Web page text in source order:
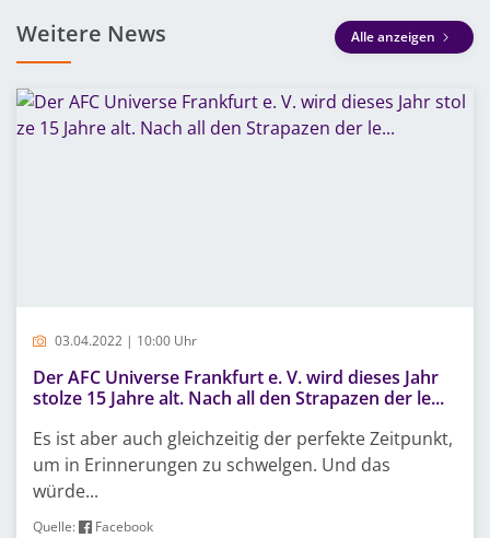
Weitere News Alle anzeigen
03.04.2022 | 10:00 Uhr
Der AFC Universe Frankfurt e. V. wird dieses Jahr
stolze 15 Jahre alt. Nach all den Strapazen der le...
Es ist aber auch gleichzeitig der perfekte Zeitpunkt,
um in Erinnerungen zu schwelgen. Und das
würde...
Quelle: Facebook